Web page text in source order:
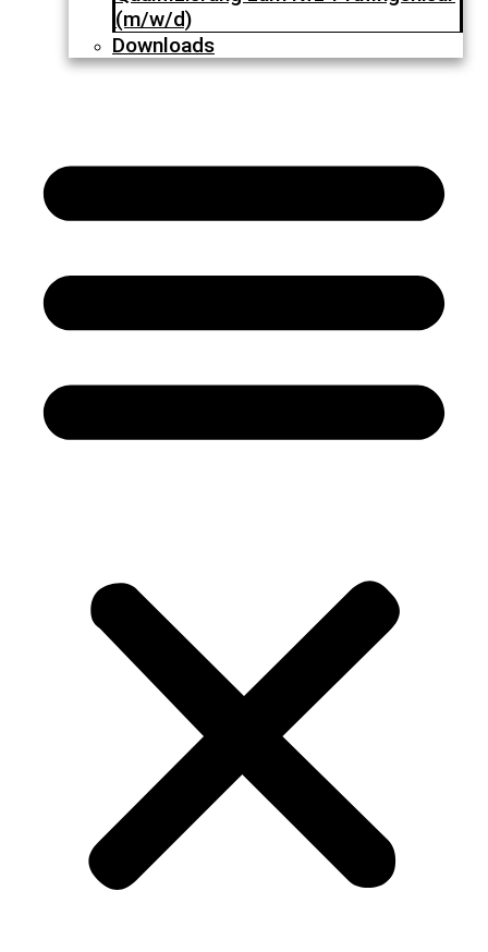
(m/w/d)
Downloads